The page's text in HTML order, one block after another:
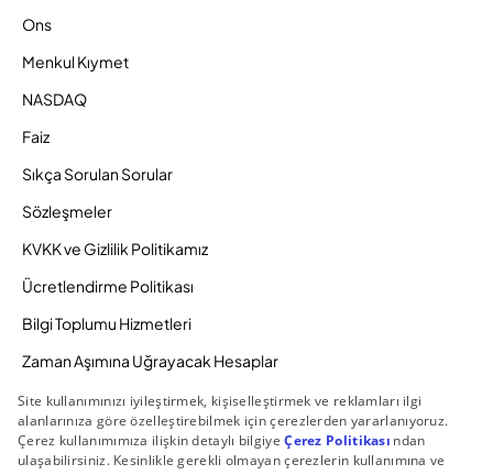
Ons
Menkul Kıymet
NASDAQ
Faiz
Sıkça Sorulan Sorular
Sözleşmeler
KVKK ve Gizlilik Politikamız
Ücretlendirme Politikası
Bilgi Toplumu Hizmetleri
Zaman Aşımına Uğrayacak Hesaplar
Duyurular ve Kampanyalar